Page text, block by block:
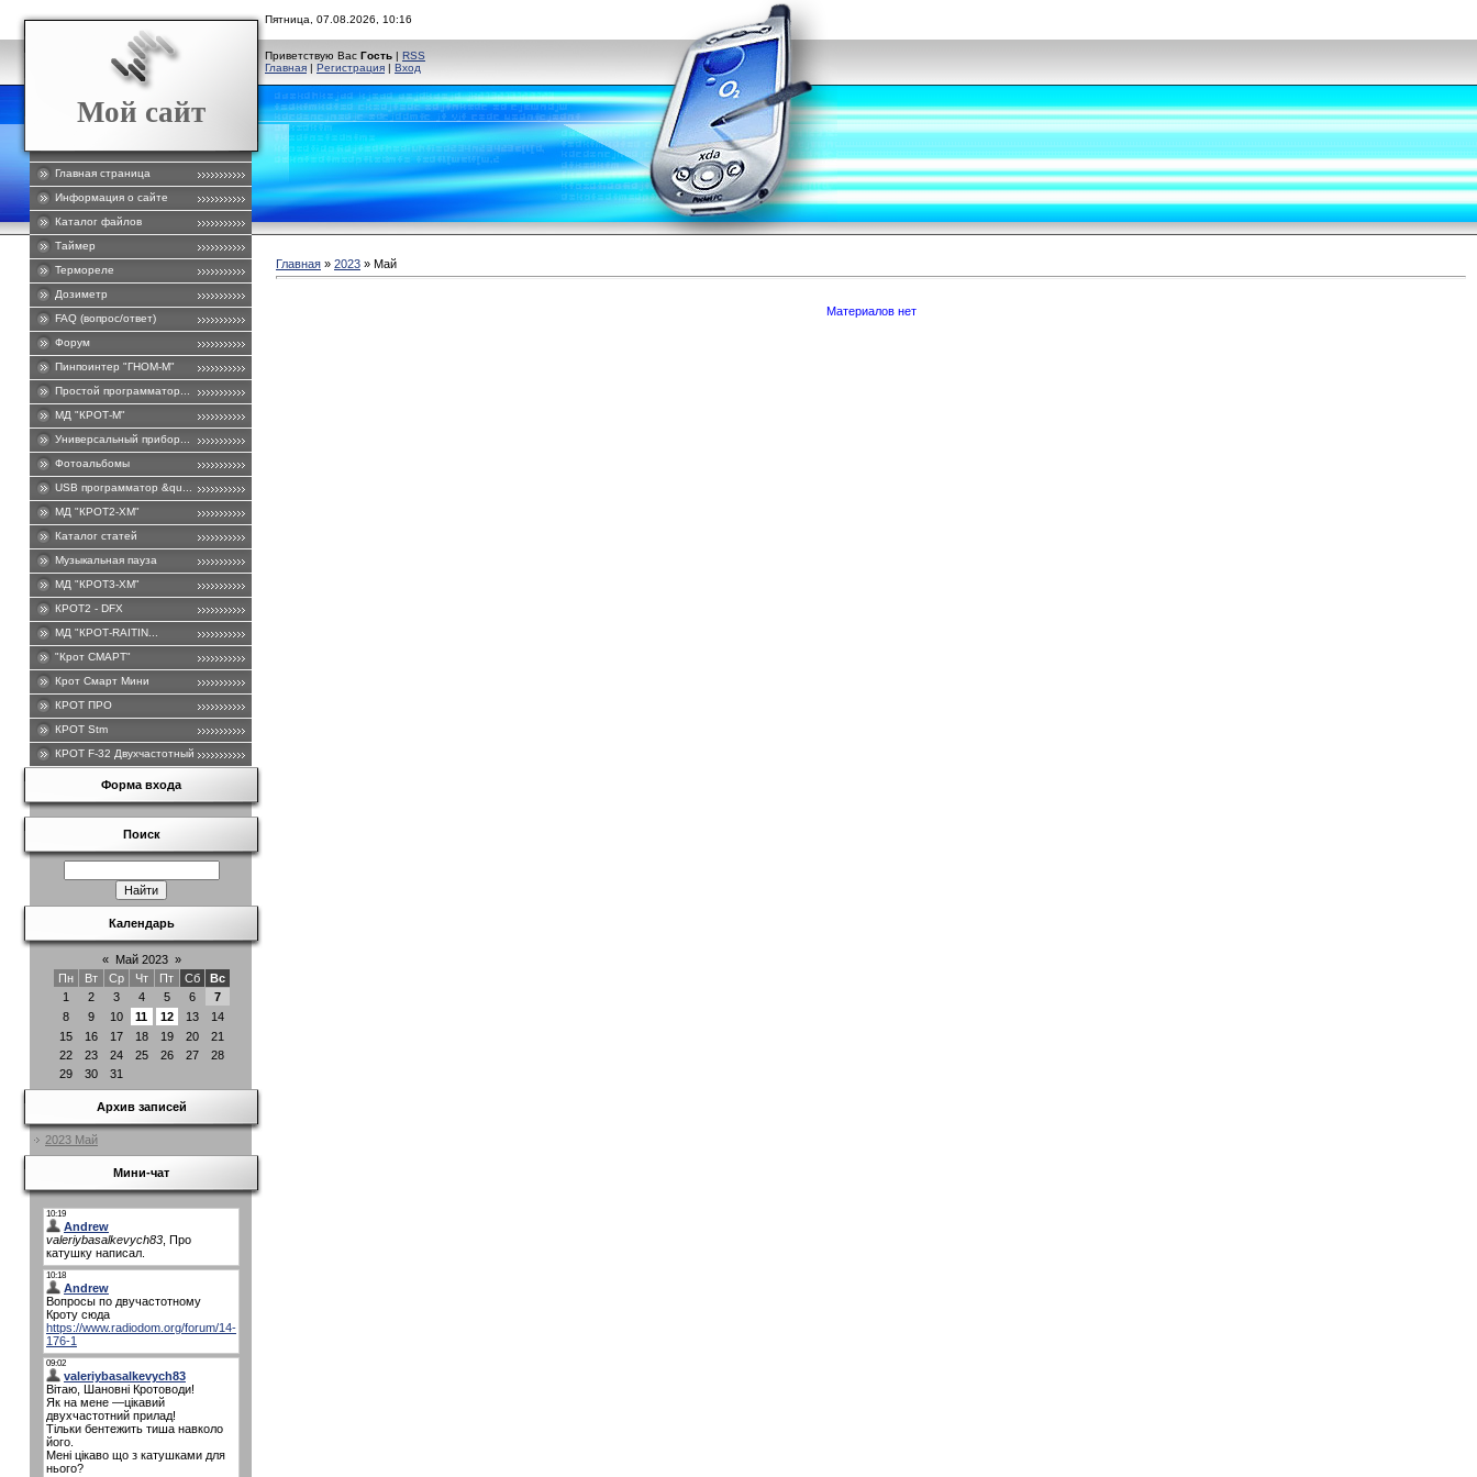
Мой сайт
Главная страница
Информация о сайте
Каталог файлов
Таймер
Термореле
Дозиметр
FAQ (вопрос/ответ)
Форум
Пинпоинтер "ГНОМ-М"
Простой программатор...
МД "КРОТ-М"
Универсальный прибор...
Фотоальбомы
USB программатор &qu...
МД "КРОТ2-ХМ"
Каталог статей
Музыкальная пауза
МД "КРОТ3-ХМ"
КРОТ2 - DFХ
МД "КРОТ-RAITIN...
"Крот СМАРТ"
Крот Смарт Мини
КРОТ ПРО
КРОТ Stm
КРОТ F-32 Двухчастотный .
Форма входа
Поиск
Календарь
« Май 2023 »
Пн
Вт Ср Чт Пт Сб
Вс
1
2 3 4 5 6
7
8
9 10 11 12 13
14
15
16 17 18 19 20
21
22
23 24 25 26 27
28
29
30 31
Архив записей
2023 Май
Мини-чат
Пятница, 07.08.2026, 10:16
Приветствую Вас Гость | RSS
Главная | Регистрация | Вход
Главная » 2023 » Май
Материалов нет